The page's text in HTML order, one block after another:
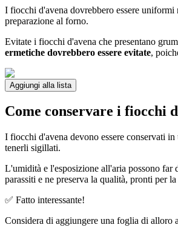
I fiocchi d'avena dovrebbero essere uniformi
preparazione al forno.
Evitate i fiocchi d'avena che presentano
ermetiche dovrebbero essere evitate,
Aggiungi alla lista
Come conservare i fiocchi
I fiocchi d'avena devono essere conservati
tenerli sigillati.
L'umidità e l'esposizione all'aria possono far
parassiti e ne preserva la qualità, pronti per
✅ Fatto interessante!
Considera di aggiungere una foglia di alloro